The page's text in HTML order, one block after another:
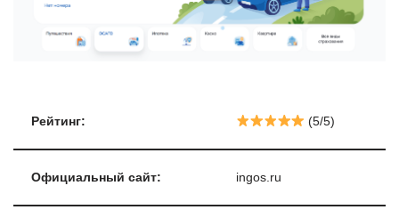
Рейтинг: (5/5)
Официальный сайт: ingos.ru